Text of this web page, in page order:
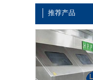
推荐产品